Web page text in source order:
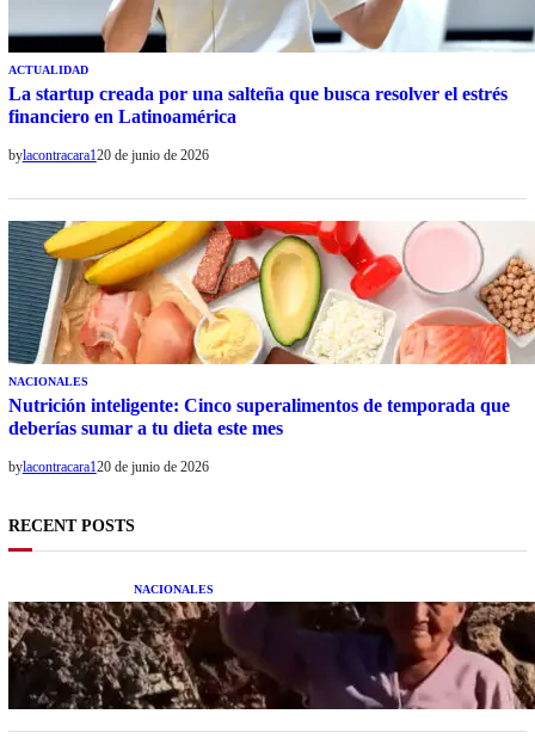
ACTUALIDAD
La startup creada por una salteña que busca resolver el estrés
financiero en Latinoamérica
bylacontracara120 de junio de 2026
NACIONALES
Nutrición inteligente: Cinco superalimentos de temporada que
deberías sumar a tu dieta este mes
bylacontracara120 de junio de 2026
RECENT POSTS
NACIONALES
Una mujer asegura haber peleado con un
extraterrestre cuerpo a cuerpo